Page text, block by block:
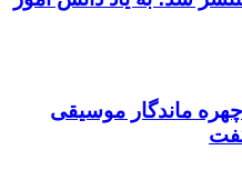
ماندگار موسیقی